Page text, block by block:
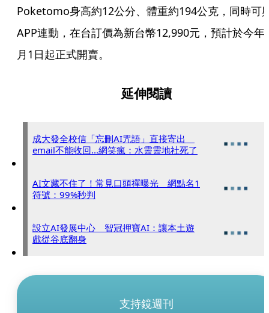
Poketomo身高約12公分、體重約194公克，同時可
APP連動，在台訂價為新台幣12,990元，預計於今年
月1日起正式開賣。
延伸閱讀
成大發全校信「忘刪AI咒語」直接寄出
email不能收回...網笑瘋：水靈靈地社死了
AI文藏不住了！常見口頭禪曝光 網點名1
符號：99%秒判
設立AI發展中心 智冠押寶AI：讓本土遊
戲從谷底翻身
支持鏡週刊